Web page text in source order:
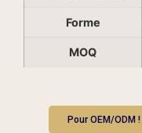
Forme
MOQ
Pour OEM/ODM !